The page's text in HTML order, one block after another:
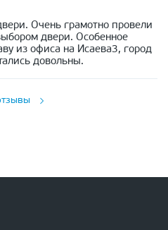
Очень грамотно провели
двери. Особенное
из офиса на Исаева3, город
довольны.